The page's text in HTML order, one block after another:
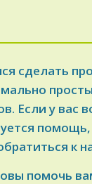
сделать
Если у вас
помощь,
к
помочь